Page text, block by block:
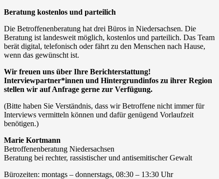
Beratung kostenlos und parteilich
Die Betroffenenberatung hat drei Büros in Niedersachsen. Die
Beratung ist landesweit möglich, kostenlos und parteilich. Das Team
berät digital, telefonisch oder fährt zu den Menschen nach Hause,
wenn das gewünscht ist.
Wir freuen uns über Ihre Berichterstattung!
Interviewpartner*innen und Hintergrundinfos zu ihrer Region
stellen wir auf Anfrage gerne zur Verfügung.
(Bitte haben Sie Verständnis, dass wir Betroffene nicht immer für
Interviews vermitteln können und dafür genügend Vorlaufzeit
benötigen.)
Marie Kortmann
Betroffenenberatung Niedersachsen
Beratung bei rechter, rassistischer und antisemitischer Gewalt
Bürozeiten: montags – donnerstags, 08:30 – 13:30 Uhr